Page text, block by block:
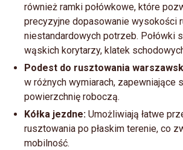
również ramki połówkowe, które
precyzyjne dopasowanie wysokości
niestandardowych potrzeb. Połówki
wąskich korytarzy, klatek
Podest do rusztowania
w różnych wymiarach, zapewniające
powierzchnię roboczą.
Kółka jezdne: Umożliwiają łatwe
rusztowania po płaskim terenie, co
mobilność.